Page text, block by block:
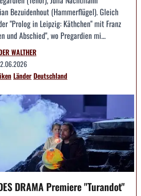
Bezuidenhout (Hammerflügel). Gleich
"Prolog in Leipzig: Käthchen" mit Franz
und Abschied", wo Pregardien mi...
WALTHER
LänderDeutschland
DRAMA Premiere "Turandot"